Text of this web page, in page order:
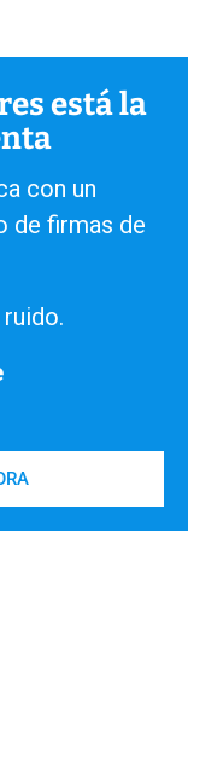
está la
con un
de firmas de